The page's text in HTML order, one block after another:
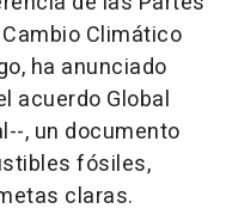
Climático
ha anunciado
acuerdo Global
, un documento
fósiles,
claras.